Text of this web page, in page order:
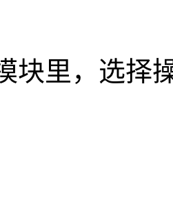
块里，选择